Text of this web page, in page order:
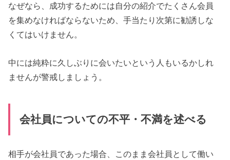
なぜなら、成功するためには自分の紹介でたくさん会員
を集めなければならないため、手当たり次第に勧誘しな
くてはいけません。
中には純粋に久しぶりに会いたいという人もいるかしれ
ませんが警戒しましょう。
会社員についての不平・不満を述べる
相手が会社員であった場合、このまま会社員として働い